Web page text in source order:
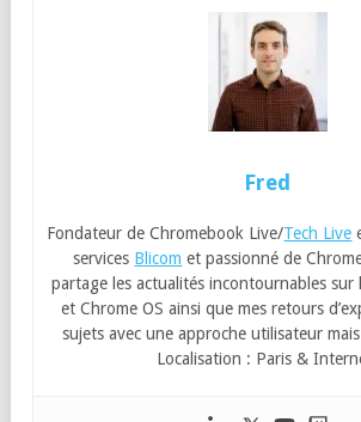
Fred
Fondateur de Chromebook Live/Tech Live
services Blicom et passionné de
partage les actualités incontournables sur
et Chrome OS ainsi que mes retours
sujets avec une approche utilisateur
Localisation : Paris &